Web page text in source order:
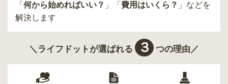
「 何から始めればいい？ 」「 費用はいくら？ 」などを
解決します
＼ライフドットが選ばれる ３ つの理由／